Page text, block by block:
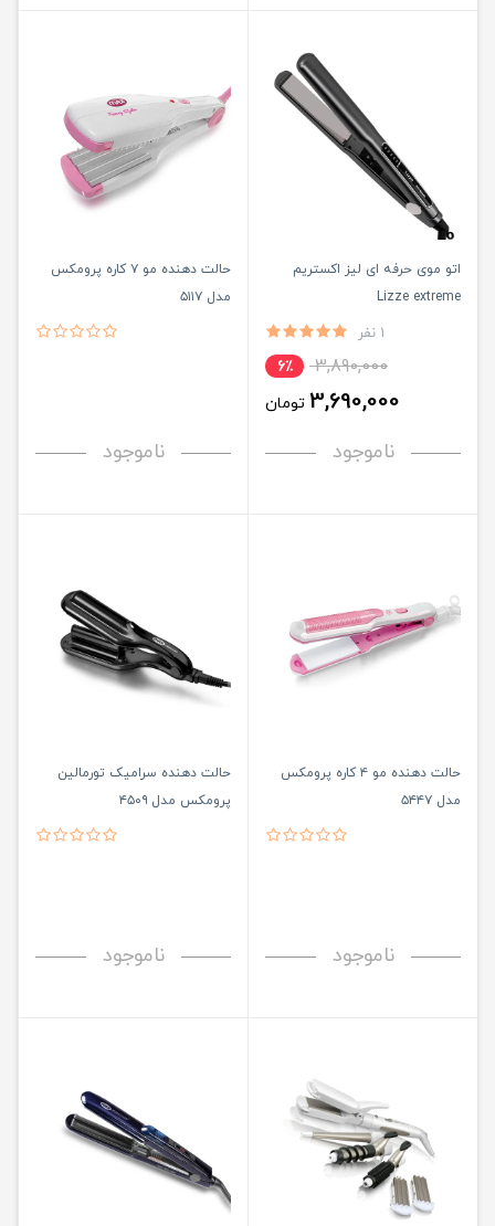
اتو موی حرفه ای لیز اکستریم
Lizze extreme
1 نفر
3,890,000 6٪
3,690,000 تومان
ناموجود
حالت دهنده مو ۷ کاره پرومکس
مدل ۵۱۱۷
ناموجود
حالت دهنده مو ۴ کاره پرومکس
مدل ۵۴۴۷
ناموجود
حالت دهنده سرامیک تورمالین
پرومکس مدل ۴۵۰۹
ناموجود